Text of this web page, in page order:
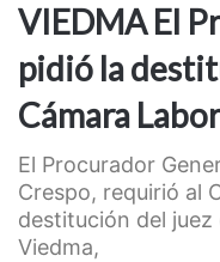
VIEDMA El
pidió la
Cámara
El Procurador
Crespo, requirió al
destitución del juez
Viedma,